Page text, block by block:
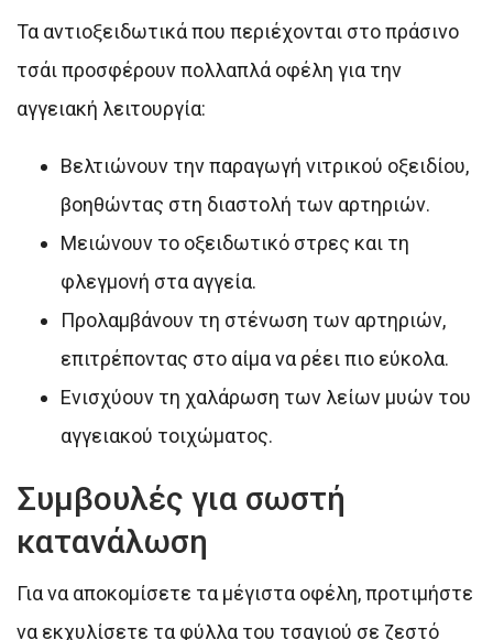
Τα αντιοξειδωτικά που περιέχονται στο πράσινο
τσάι προσφέρουν πολλαπλά οφέλη για την
αγγειακή λειτουργία:
Βελτιώνουν την παραγωγή νιτρικού οξειδίου,
βοηθώντας στη διαστολή των αρτηριών.
Μειώνουν το οξειδωτικό στρες και τη
φλεγμονή στα αγγεία.
Προλαμβάνουν τη στένωση των αρτηριών,
επιτρέποντας στο αίμα να ρέει πιο εύκολα.
Ενισχύουν τη χαλάρωση των λείων μυών του
αγγειακού τοιχώματος.
Συμβουλές για σωστή
κατανάλωση
Για να αποκομίσετε τα μέγιστα οφέλη, προτιμήστε
να εκχυλίσετε τα φύλλα του τσαγιού σε ζεστό